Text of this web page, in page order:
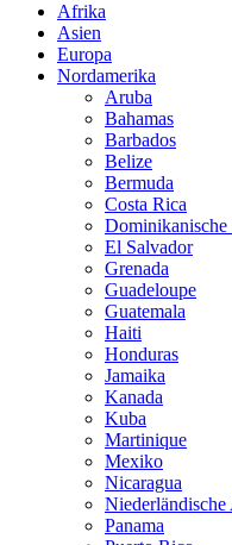
Afrika
Asien
Europa
Nordamerika
Aruba
Bahamas
Barbados
Belize
Bermuda
Costa Rica
El Salvador
Grenada
Guadeloupe
Guatemala
Haiti
Honduras
Jamaika
Kanada
Kuba
Martinique
Mexiko
Nicaragua
Panama